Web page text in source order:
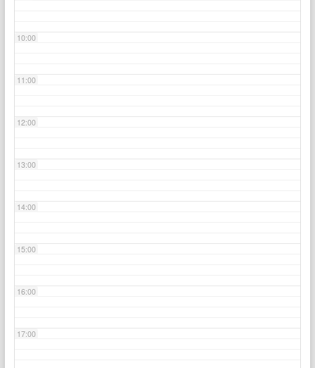
10:00
11:00
12:00
13:00
14:00
15:00
16:00
17:00